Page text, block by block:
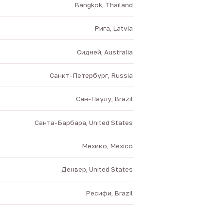
Bangkok, Thailand
Рига, Latvia
Сидней, Australia
Санкт-Петербург, Russia
Сан-Паулу, Brazil
Санта-Барбара, United States
Мехико, Mexico
Денвер, United States
Ресифи, Brazil